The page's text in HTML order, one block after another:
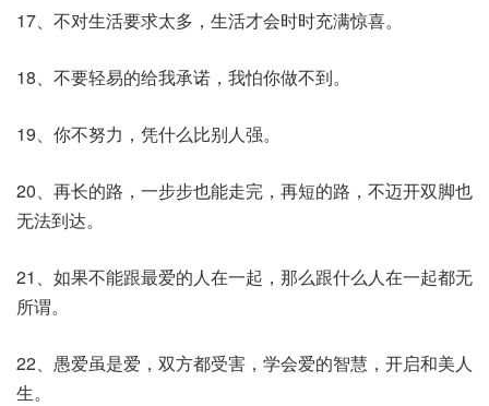
17、不对生活要求太多，生活才会时时充满惊喜。
18、不要轻易的给我承诺，我怕你做不到。
19、你不努力，凭什么比别人强。
20、再长的路，一步步也能走完，再短的路，不迈开双脚也
无法到达。
21、如果不能跟最爱的人在一起，那么跟什么人在一起都无
所谓。
22、愚爱虽是爱，双方都受害，学会爱的智慧，开启和美人
生。